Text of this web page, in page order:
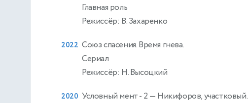
Главная роль
Режиссёр: В. Захаренко
2022 Союз спасения. Время гнева.
Сериал
Режиссёр: Н. Высоцкий
2020 Условный мент - 2 — Никифоров, участковый.